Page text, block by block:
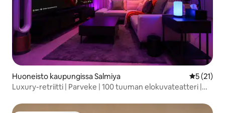
Huoneisto kaupungissa Salmiya
5 (21)
Luxury-retriitti | Parveke | 100 tuuman elokuvateatteri |